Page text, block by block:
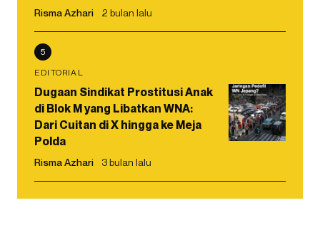
Risma Azhari 2 bulan lalu
5
EDITORIAL
Dugaan Sindikat Prostitusi Anak
di Blok M yang Libatkan WNA:
Dari Cuitan di X hingga ke Meja
Polda
Risma Azhari 3 bulan lalu